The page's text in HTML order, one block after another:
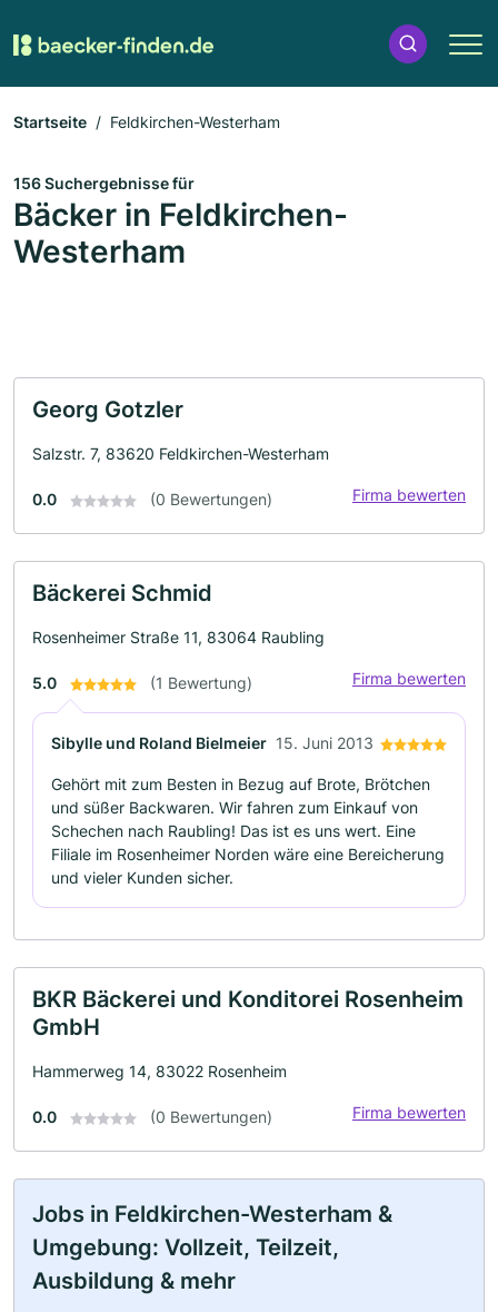
Startseite Feldkirchen-Westerham
156 Suchergebnisse für
Bäcker in Feldkirchen-
Westerham
Georg Gotzler
Salzstr. 7, 83620 Feldkirchen-Westerham
0.0 (0 Bewertungen) Firma bewerten
Bäckerei Schmid
Rosenheimer Straße 11, 83064 Raubling
5.0 (1 Bewertung) Firma bewerten
Sibylle und Roland Bielmeier 15. Juni 2013
Gehört mit zum Besten in Bezug auf Brote, Brötchen
und süßer Backwaren. Wir fahren zum Einkauf von
Schechen nach Raubling! Das ist es uns wert. Eine
Filiale im Rosenheimer Norden wäre eine Bereicherung
und vieler Kunden sicher.
BKR Bäckerei und Konditorei Rosenheim
GmbH
Hammerweg 14, 83022 Rosenheim
0.0 (0 Bewertungen) Firma bewerten
Jobs in Feldkirchen-Westerham &
Umgebung: Vollzeit, Teilzeit,
Ausbildung & mehr